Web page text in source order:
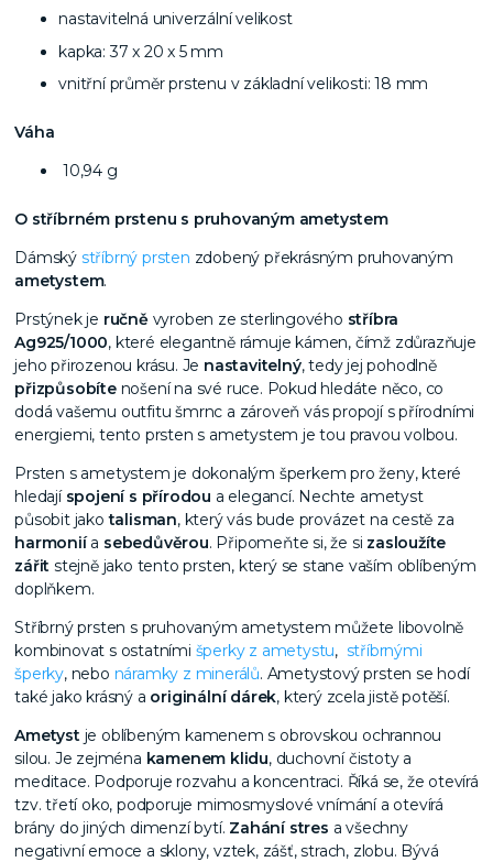
nastavitelná univerzální velikost
kapka: 37 x 20 x 5 mm
vnitřní průměr prstenu v základní velikosti: 18 mm
Váha
10,94 g
O stříbrném prstenu s pruhovaným ametystem
Dámský stříbrný prsten zdobený překrásným pruhovaným
ametystem.
Prstýnek je ručněvyroben ze sterlingového stříbra
Ag925/1000, které elegantně rámuje kámen, čímž zdůrazňuje
jeho přirozenou krásu. Je nastavitelný, tedy jej pohodlně
přizpůsobítenošení na své ruce. Pokud hledáte něco, co
dodá vašemu outfitu šmrnc a zároveň vás propojí s přírodními
energiemi, tento prsten s ametystem je tou pravou volbou.
Prsten s ametystem je dokonalým šperkem pro ženy, které
hledají spojení s přírodou a elegancí. Nechte ametyst
působit jakotalisman, který vás bude provázet na cestě za
harmoniía sebedůvěrou. Připomeňte si, že si zasloužíte
zářit stejně jako tento prsten, který se stane vaším oblíbeným
doplňkem.
Stříbrný prsten s pruhovaným ametystem můžete libovolně
kombinovat s ostatními šperky z ametystu, stříbrnými
šperky, nebo náramky z minerálů. Ametystový prsten se hodí
také jako krásný a originální dárek, který zcela jistě potěší.
Ametystje oblíbeným kamenem s obrovskou ochrannou
silou. Je zejména kamenem klidu, duchovní čistoty a
meditace. Podporuje rozvahu a koncentraci. Říká se, že otevírá
tzv. třetí oko, podporuje mimosmyslové vnímání a otevírá
brány do jiných dimenzí bytí. Zahání stres a všechny
negativní emoce a sklony, vztek, zášť, strach, zlobu. Bývá